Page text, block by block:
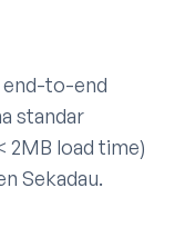
end-to-end
standar
2MB load time)
Sekadau.